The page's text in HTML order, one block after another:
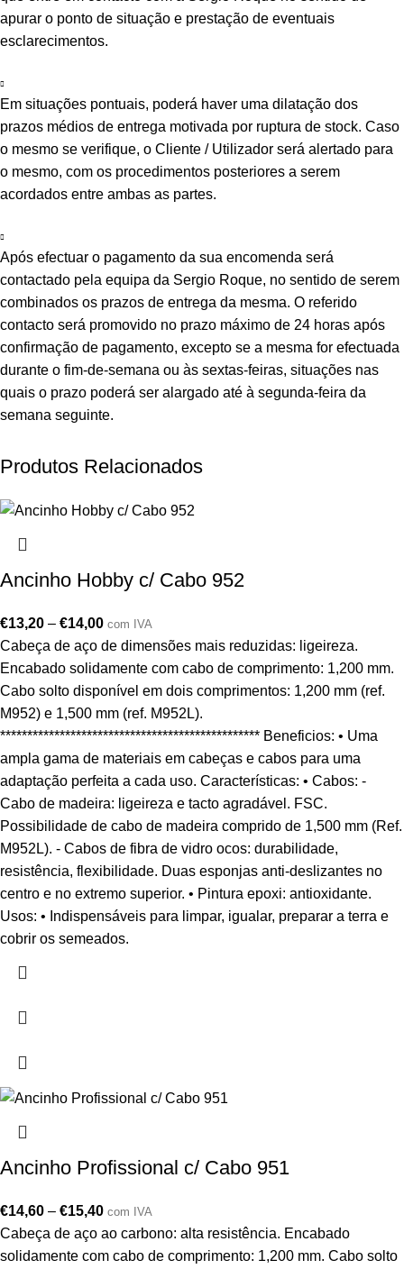
apurar o ponto de situação e prestação de eventuais
esclarecimentos.
Em situações pontuais, poderá haver uma dilatação dos
prazos médios de entrega motivada por ruptura de stock. Caso
o mesmo se verifique, o Cliente / Utilizador será alertado para
o mesmo, com os procedimentos posteriores a serem
acordados entre ambas as partes.
Após efectuar o pagamento da sua encomenda será
contactado pela equipa da Sergio Roque, no sentido de serem
combinados os prazos de entrega da mesma. O referido
contacto será promovido no prazo máximo de 24 horas após
confirmação de pagamento, excepto se a mesma for efectuada
durante o fim-de-semana ou às sextas-feiras, situações nas
quais o prazo poderá ser alargado até à segunda-feira da
semana seguinte.
Produtos Relacionados
Ancinho Hobby c/ Cabo 952
€13,20 – €14,00 com IVA
Cabeça de aço de dimensões mais reduzidas: ligeireza.
Encabado solidamente com cabo de comprimento: 1,200 mm.
Cabo solto disponível em dois comprimentos: 1,200 mm (ref.
M952) e 1,500 mm (ref. M952L).
************************************************ Beneficios: • Uma
ampla gama de materiais em cabeças e cabos para uma
adaptação perfeita a cada uso. Características: • Cabos: -
Cabo de madeira: ligeireza e tacto agradável. FSC.
Possibilidade de cabo de madeira comprido de 1,500 mm (Ref.
M952L). - Cabos de fibra de vidro ocos: durabilidade,
resistência, flexibilidade. Duas esponjas anti-deslizantes no
centro e no extremo superior. • Pintura epoxi: antioxidante.
Usos: • Indispensáveis para limpar, igualar, preparar a terra e
cobrir os semeados.
Ancinho Profissional c/ Cabo 951
€14,60 – €15,40 com IVA
Cabeça de aço ao carbono: alta resistência. Encabado
solidamente com cabo de comprimento: 1,200 mm. Cabo solto